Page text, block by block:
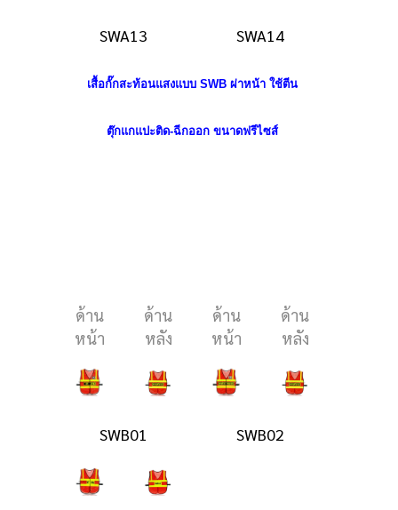
SWA13 SWA14
เสื้อกั๊กสะท้อนแสงแบบ SWB ผ่าหน้าใช้ตีน
ตุ๊กแกแปะติด-ฉีกออก ขนาดฟรีไซส์
ด้าน
หน้า
ด้าน
หลัง
ด้าน
หน้า
ด้าน
หลัง
SWB01 SWB02